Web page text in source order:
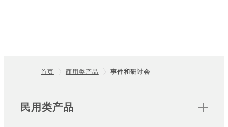
首页 商用类产品 事件和研讨会
Sitemap
民用类产品